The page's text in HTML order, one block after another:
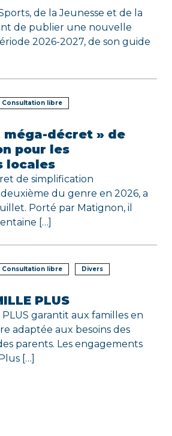
de la Jeunesse et de la
de publier une nouvelle
2026-2027, de son guide
Consultation libre
méga-décret » de
pour les
locales
de simplification
du genre en 2026, a
Porté par Matignon, il
[…]
Consultation libre
Divers
PLUS
PLUS garantit aux familles en
adaptée aux besoins des
parents. Les engagements
[…]